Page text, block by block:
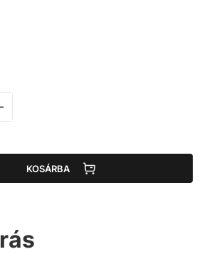
KOSÁRBA